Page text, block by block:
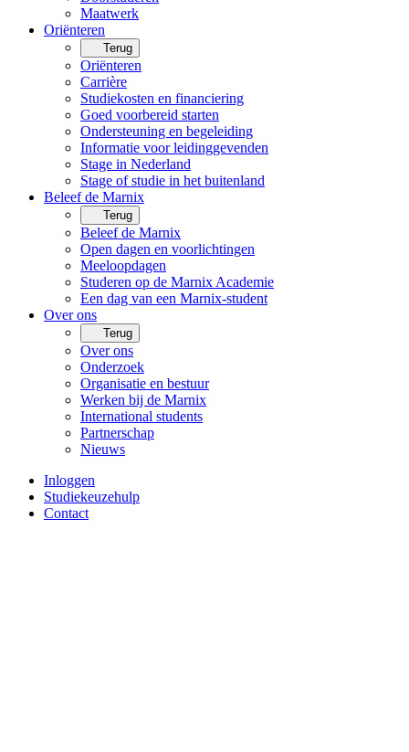
Maatwerk
Oriënteren
Terug
Oriënteren
Carrière
Studiekosten en financiering
Goed voorbereid starten
Ondersteuning en begeleiding
Informatie voor leidinggevenden
Stage in Nederland
Stage of studie in het buitenland
Beleef de Marnix
Terug
Beleef de Marnix
Open dagen en voorlichtingen
Meeloopdagen
Studeren op de Marnix Academie
Een dag van een Marnix-student
Over ons
Terug
Over ons
Onderzoek
Organisatie en bestuur
Werken bij de Marnix
International students
Partnerschap
Nieuws
Inloggen
Studiekeuzehulp
Contact